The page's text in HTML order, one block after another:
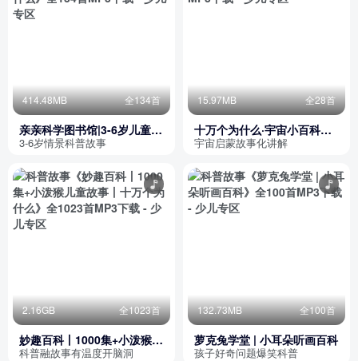
414.48MB 全134首
亲亲科学图书馆|3-6岁儿童科
普故事|十万个为什么
3-6岁情景科普故事
15.97MB 全28首
十万个为什么·宇宙小百科
（故事版）
宇宙启蒙故事化讲解
2.16GB 全1023首
妙趣百科丨1000集+小泼猴儿
童故事丨十万个为什么
科普融故事有温度开脑洞
132.73MB 全100首
萝克兔学堂 | 小耳朵听画百科
孩子好奇问题爆笑科普